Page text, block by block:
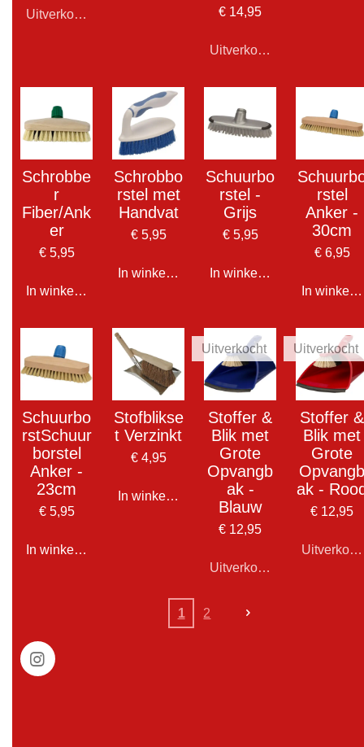
Uitverkocht € 14,95
Uitverkocht
Schrobbe
r
Fiber/Ank
er
€ 5,95
In winkelwagen
Schrobbo
rstel met
Handvat
€ 5,95
In winkelwagen
Schuurbo
rstel -
Grijs
€ 5,95
In winkelwagen
rstel
Anker -
30cm
€ 6,95
In
Schuurbo
rstSchuur
borstel
Anker -
23cm
€ 5,95
In winkelwagen
Stofblikse
t Verzinkt
€ 4,95
In winkelwagen
Uitverkocht
Stoffer &
Blik met
Grote
Opvangb
ak -
Blauw
€ 12,95
Uitverkocht
Uitverkocht
Stoffer &
Blik met
Grote
Opvangb
ak -
€ 12,95
1 2
I
n